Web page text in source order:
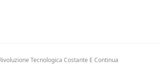
Tecnologica Costante E Continua